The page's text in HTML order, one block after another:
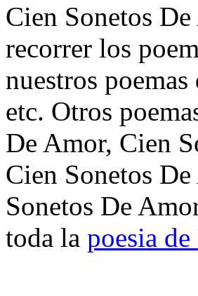
Cien Sonetos
recorrer los
nuestros
etc. Otros
De Amor, Cien
Cien Sonetos
Sonetos De
toda la poesia